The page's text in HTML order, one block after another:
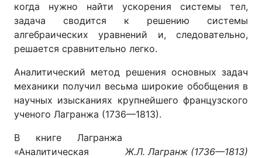
когда нужно найти ускорения системы тел,
задача сводится к решению системы
алгебраических уравнений и, следовательно,
решается сравнительно легко.
Аналитический метод решения основных задач
механики получил весьма широкие обобщения в
научных изысканиях крупнейшего французского
ученого Лагранжа (1736—1813).
Ж.Л. Лагранж (1736—1813)
В книге Лагранжа
«Аналитическая